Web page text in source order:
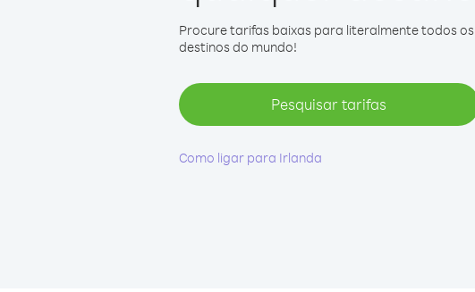
Procure tarifas baixas para literalmente todos os
destinos do mundo!
Pesquisar tarifas
Como ligar para Irlanda